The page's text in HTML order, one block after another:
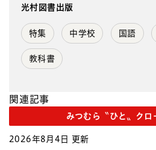
光村図書出版
特集 中学校 国語
教科書
関連記事
みつむら〝ひと〟クロ
2026年8月4日 更新